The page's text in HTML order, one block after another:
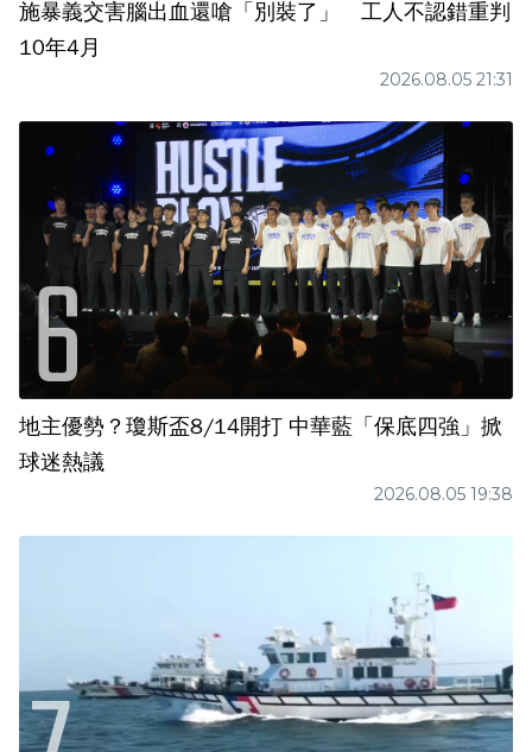
施暴義交害腦出血還嗆「別裝了」 工人不認錯重判
10年4月
2026.08.05 21:31
地主優勢？瓊斯盃8/14開打 中華藍「保底四強」掀
球迷熱議
2026.08.05 19:38